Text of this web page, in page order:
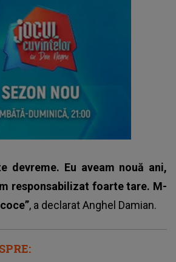
devreme. Eu aveam nouă ani,
responsabilizat foarte tare. M-
, a declarat Anghel Damian.